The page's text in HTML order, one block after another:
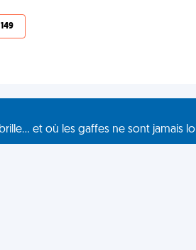
et où les gaffes ne sont jamais